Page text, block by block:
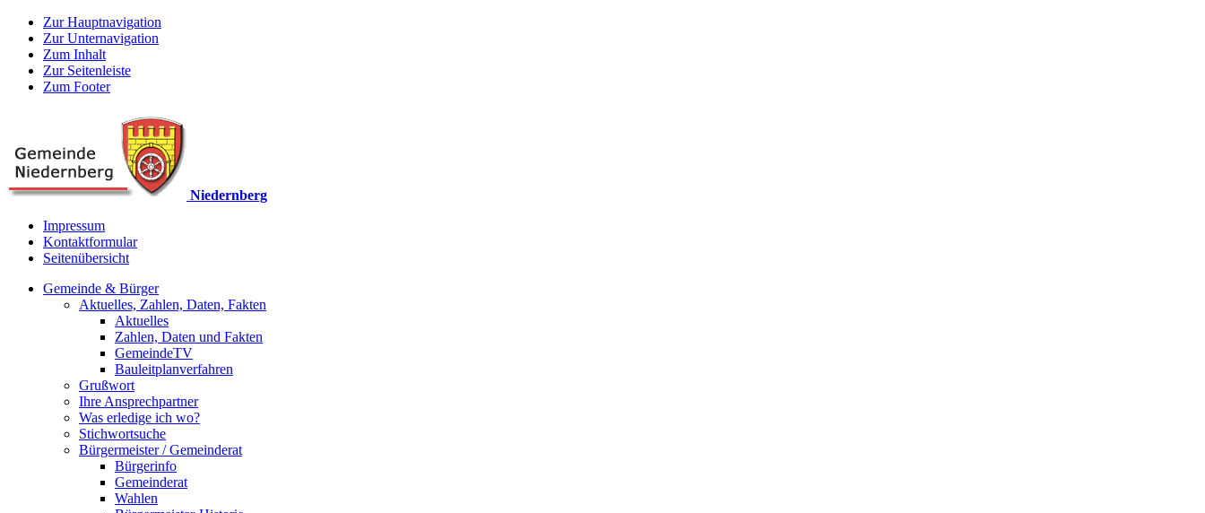
Zur Hauptnavigation
Zur Unternavigation
Zum Inhalt
Zur Seitenleiste
Zum Footer
Niedernberg
Impressum
Kontaktformular
Seitenübersicht
Gemeinde & Bürger
Aktuelles, Zahlen, Daten, Fakten
Aktuelles
Zahlen, Daten und Fakten
GemeindeTV
Bauleitplanverfahren
Grußwort
Ihre Ansprechpartner
Was erledige ich wo?
Stichwortsuche
Bürgermeister / Gemeinderat
Bürgerinfo
Gemeinderat
Wahlen